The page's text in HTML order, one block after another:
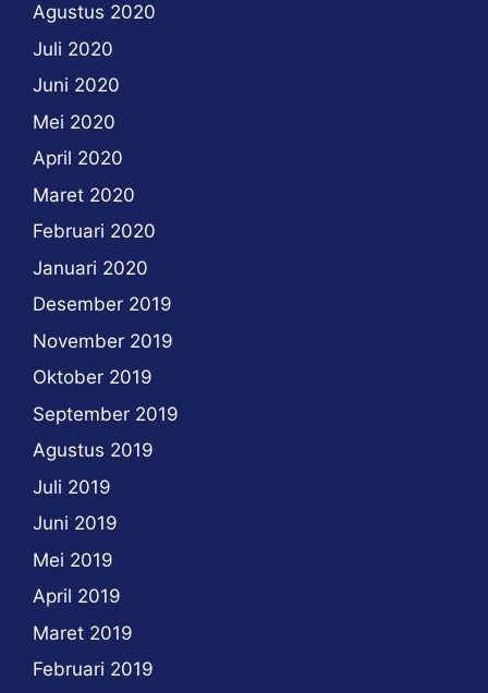
Agustus 2020
Juli 2020
Juni 2020
Mei 2020
April 2020
Maret 2020
Februari 2020
Januari 2020
Desember 2019
November 2019
Oktober 2019
September 2019
Agustus 2019
Juli 2019
Juni 2019
Mei 2019
April 2019
Maret 2019
Februari 2019